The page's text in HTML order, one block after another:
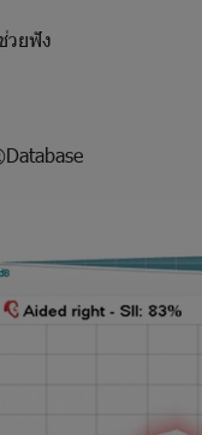
ยฟัง